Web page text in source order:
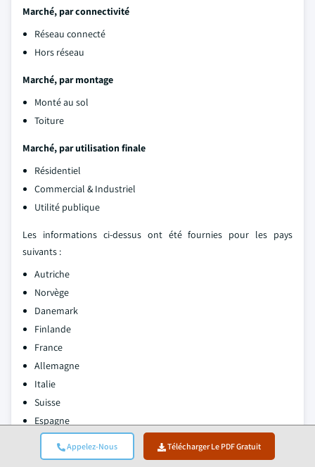
Appelez-Nous Télécharger Le PDF Gratuit
Marché, par connectivité
Réseau connecté
Hors réseau
Marché, par montage
Monté au sol
Toiture
Marché, par utilisation finale
Résidentiel
Commercial & Industriel
Utilité publique
Les informations ci-dessus ont été fournies pour les pays
suivants :
Autriche
Norvège
Danemark
Finlande
France
Allemagne
Italie
Suisse
Espagne
Suède
Royaume-Uni